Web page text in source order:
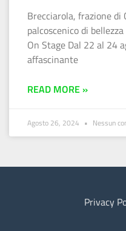
Brecciarola, frazione
palcoscenico di
On Stage Dal 22 al 24
affascinante
READ MORE »
Agosto 26, 2024 Nessun
Privacy